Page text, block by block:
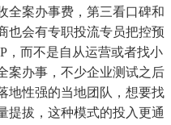
全案办事费，第三看口碑和
也会有专职投流专员把控预
，而不是自从运营或者找小
案办事，不少企业测试之后
地性强的当地团队，想要找
提拔，这种模式的投入更通